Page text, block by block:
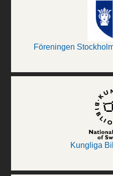
Föreningen
Kungliga